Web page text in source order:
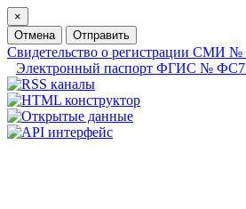
×
Отмена
Отправить
Свидетельство о регистрации СМИ
Электронный паспорт ФГИС №